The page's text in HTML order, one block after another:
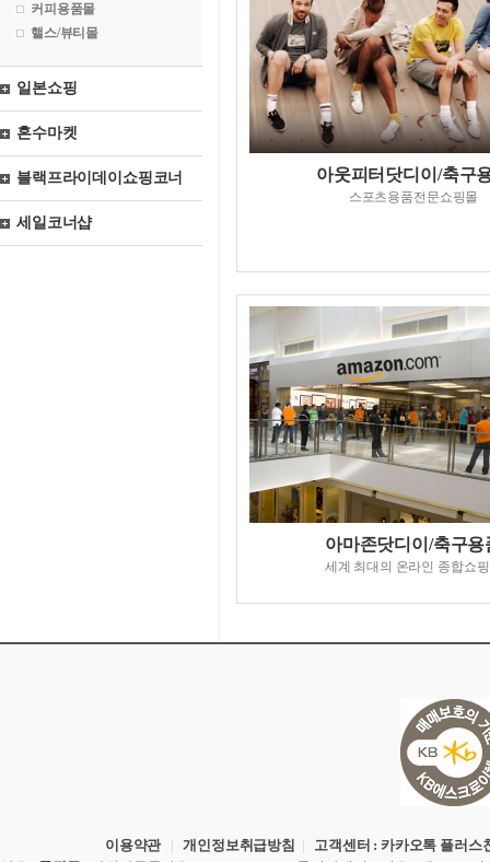
커피용품몰
핼스/뷰티몰
일본쇼핑
혼수마켓
블랙프라이데이쇼핑코너
세일코너샵
아웃피터닷디이/축구
스포츠용품전문쇼핑몰
아마존닷디이/축구용
세계 최대의 온라인 종합쇼
이용약관 |개인정보취급방침 | 고객센터 : 카카오톡 플러스